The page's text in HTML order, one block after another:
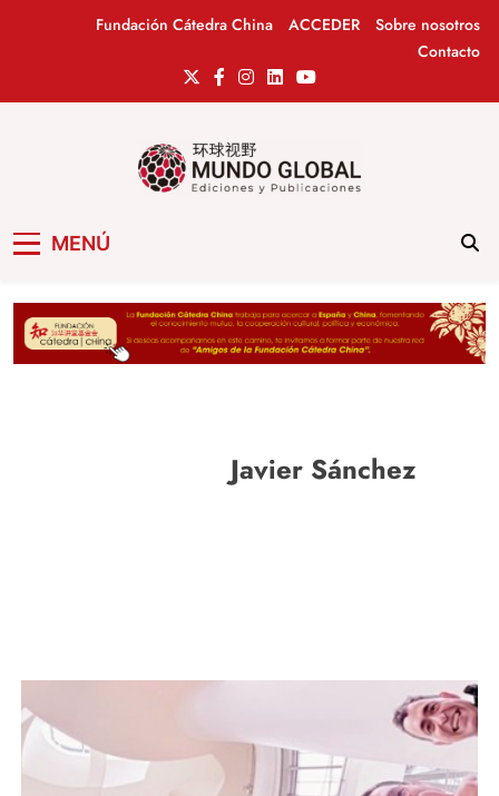
Fundación Cátedra China ACCEDER
Sobre nosotros
Contacto
MENÚ
Javier Sánchez